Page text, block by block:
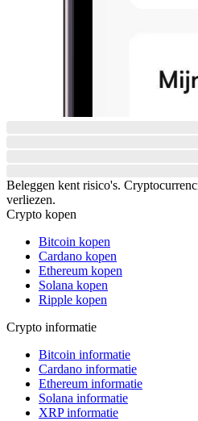
Beleggen kent risico's.
verliezen.
Crypto kopen
Bitcoin kopen
Cardano kopen
Ethereum kopen
Solana kopen
Ripple kopen
Crypto informatie
Bitcoin informatie
Cardano informatie
Ethereum informatie
Solana informatie
XRP informatie